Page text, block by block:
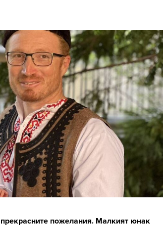
пожелания. Малкият юнак